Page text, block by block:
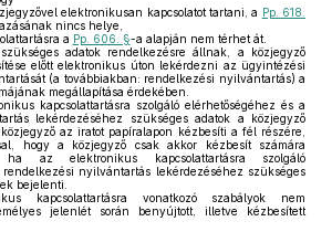
elektronikusan kapcsolatot tartani, a Pp. 618.
nincs helye,
a Pp. 606. §-a alapján nem térhet át.
adatok rendelkezésre állnak, a közjegyző
előtt elektronikus úton lekérdezni az ügyintézési
(a továbbiakban: rendelkezési nyilvántartás) a
megállapítása érdekében.
kapcsolattartásra szolgáló elérhetőségéhez és a
lekérdezéséhez szükséges adatok a közjegyző
az iratot papíralapon kézbesíti a fél részére,
hogy a közjegyző csak akkor kézbesít számára
az elektronikus kapcsolattartásra szolgáló
nyilvántartás lekérdezéséhez szükséges
bejelenti.
kapcsolattartásra vonatkozó szabályok nem
jelenlét során benyújtott, illetve kézbesített